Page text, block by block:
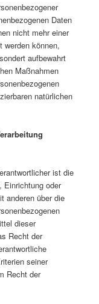
Daten
nicht mehr einer
werden können,
aufbewahrt
Maßnahmen
natürlichen
ist die
Einrichtung oder
anderen über die
dieser
Recht der
seiner
Recht der